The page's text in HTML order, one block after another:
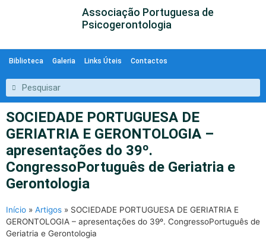
Associação Portuguesa de
Psicogerontologia
Biblioteca Galeria Links Úteis Contactos
SOCIEDADE PORTUGUESA DE
GERIATRIA E GERONTOLOGIA –
apresentações do 39º.
CongressoPortuguês de Geriatria e
Gerontologia
Início » Artigos » SOCIEDADE PORTUGUESA DE GERIATRIA E
GERONTOLOGIA – apresentações do 39º. CongressoPortuguês de
Geriatria e Gerontologia